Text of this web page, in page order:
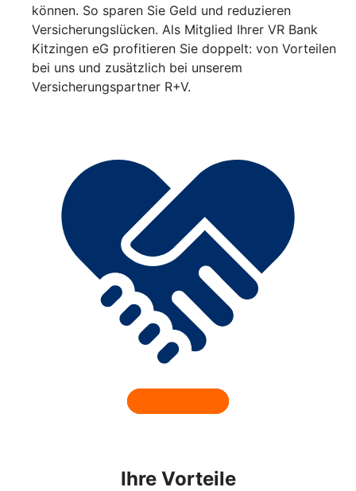
können. So sparen Sie Geld und reduzieren
Versicherungslücken. Als Mitglied Ihrer VR Bank
Kitzingen eG profitieren Sie doppelt: von Vorteilen
bei uns und zusätzlich bei unserem
Versicherungspartner R+V.
Ihre Vorteile